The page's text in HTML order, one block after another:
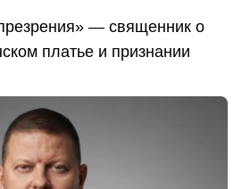
— священник о
платье и признании